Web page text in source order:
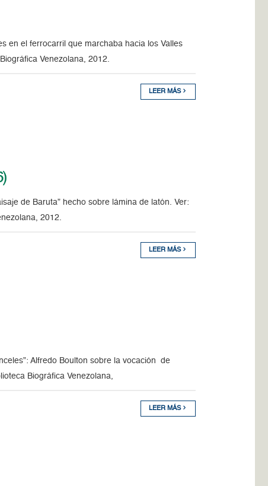
en el ferrocarril que marchaba hacia los Valles
Venezolana, 2012.
LEER MÁS
de Baruta” hecho sobre lámina de latón. Ver:
2012.
LEER MÁS
Alfredo Boulton sobre la vocación de
Biográfica Venezolana,
LEER MÁS